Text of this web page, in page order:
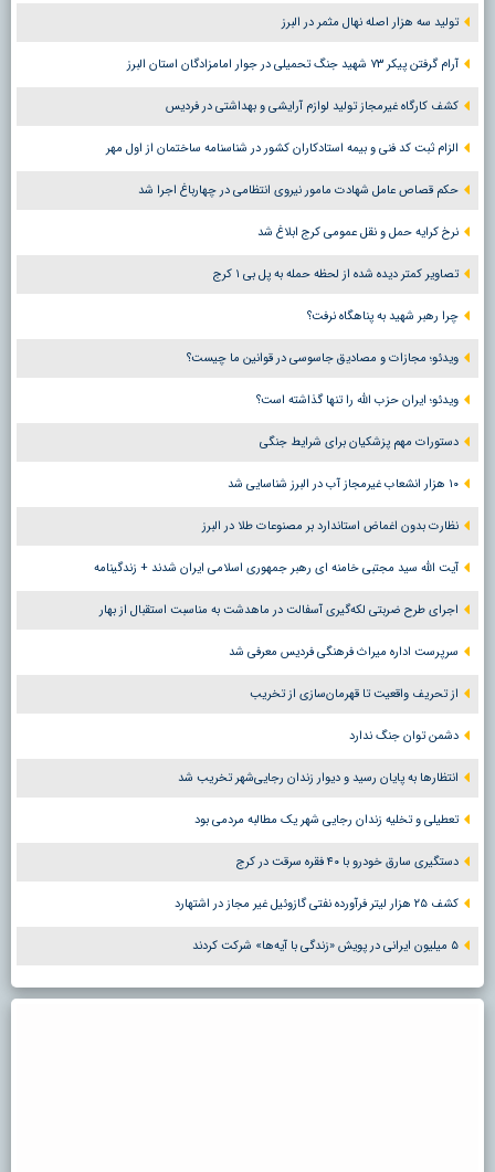
تولید سه هزار اصله نهال مثمر در البرز
آرام گرفتن پیکر ۷۳ شهید جنگ تحمیلی در جوار امامزادگان استان البرز
کشف کارگاه غیرمجاز تولید لوازم آرایشی و بهداشتی در فردیس
الزام ثبت کد فنی و بیمه استادکاران کشور در شناسنامه ساختمان از اول مهر
حکم قصاص عامل شهادت مامور نیروی انتظامی در چهارباغ اجرا شد
نرخ کرایه حمل و نقل عمومی کرج ابلاغ شد
تصاویر کمتر دیده شده از لحظه حمله به پل بی ۱ کرج
چرا رهبر شهید به پناهگاه نرفت؟
ویدئو؛ مجازات و مصادیق جاسوسی در قوانین ما چیست؟
ویدئو؛ ایران حزب الله را تنها گذاشته است؟
دستورات مهم پزشکیان برای شرایط جنگی
۱۰ هزار انشعاب غیرمجاز آب در البرز شناسایی شد
نظارت بدون اغماض استاندارد بر مصنوعات طلا در البرز
آیت الله سید مجتبی خامنه ای رهبر جمهوری اسلامی ایران شدند + زندگینامه
اجرای طرح ضربتی لکه‌گیری آسفالت در ماهدشت به مناسبت استقبال از بهار
سرپرست اداره میراث فرهنگی فردیس معرفی شد
از تحریف واقعیت تا قهرمان‌سازی از تخریب
دشمن توان جنگ ندارد
انتظارها به پایان رسید و دیوار زندان رجایی‌شهر تخریب شد
تعطیلی و تخلیه زندان رجایی شهر یک مطالبه مردمی بود
دستگیری سارق خودرو با ۴۰ فقره سرقت در کرج
کشف ۲۵ هزار لیتر فرآورده نفتی گازوئیل غیر مجاز در اشتهارد
۵ میلیون ایرانی در پویش «زندگی با آیه‌ها» شرکت کردند